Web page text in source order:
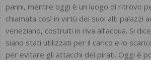
panni, mentre oggi è un luogo di ritrovo
chiamata così in virtù dei suoi alti palazzi
veneziano, costruiti in riva all’acqua. Si
siano stati utilizzati per il carico e lo
per evitare gli attacchi dei pirati. Oggi è